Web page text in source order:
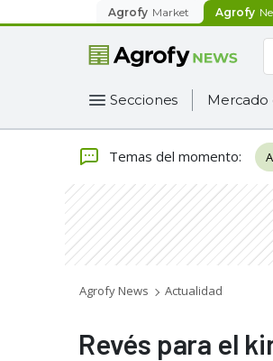
Agrofy Market Agrofy
Secciones Mercado
Temas del momento:
Agrofy News Actualidad
Revés para el